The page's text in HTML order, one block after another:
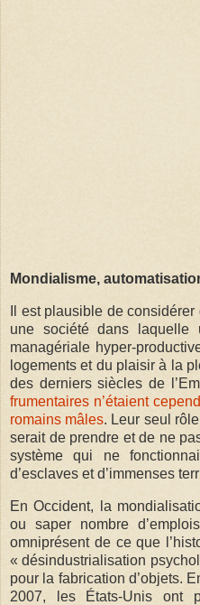
Mondialisme,
Il est plausible de
une société dans laquelle
managériale hyper-
logements et du plaisir à la
des derniers siècles de
frumentaires n’étaient
romains mâles. Leur seul
serait de prendre et de ne
système qui ne
d’esclaves et d’immenses
En Occident, la
ou saper nombre
omniprésent de ce que
« désindustrialisation
pour la fabrication d’objets.
2007, les États-Unis ont